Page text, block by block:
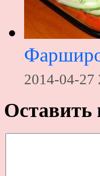
2014-04-27
Оставить